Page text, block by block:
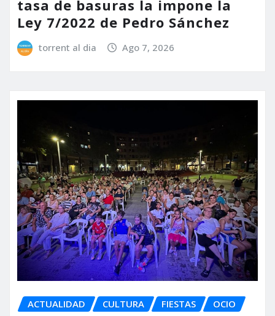
tasa de basuras la impone la
Ley 7/2022 de Pedro Sánchez
torrent al dia Ago 7, 2026
ACTUALIDAD CULTURA FIESTAS OCIO